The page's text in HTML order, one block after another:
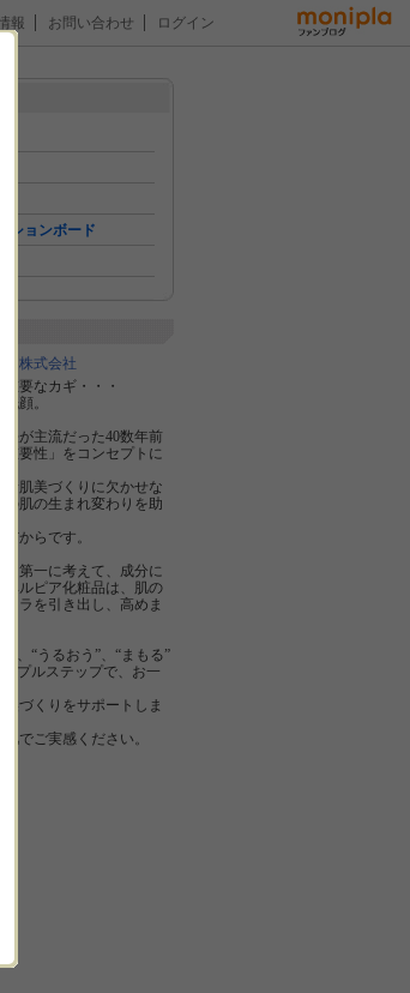
報 お問い合わせ ログイン
ションボード
ー株式会社
重要なカギ・・・
顔。
法が主流だった40数年前
重要性」をコンセプトに
素肌美づくりに欠かせな
肌の生まれ変わりを助
からです。
第一に考えて、成分に
ベルピア化粧品は、肌の
ラを引き出し、高めま
”、“うるおう”、“まもる”
プルステップで、お一
づくりをサポートしま
でご実感ください。